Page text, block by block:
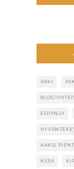
ARKI
ESPANJA
KAKSI
KESÄ